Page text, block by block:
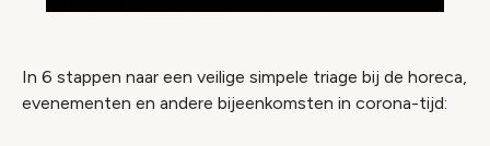
In 6 stappen naar een veilige simpele triage bij de horeca,
evenementen en andere bijeenkomsten in corona-tijd: